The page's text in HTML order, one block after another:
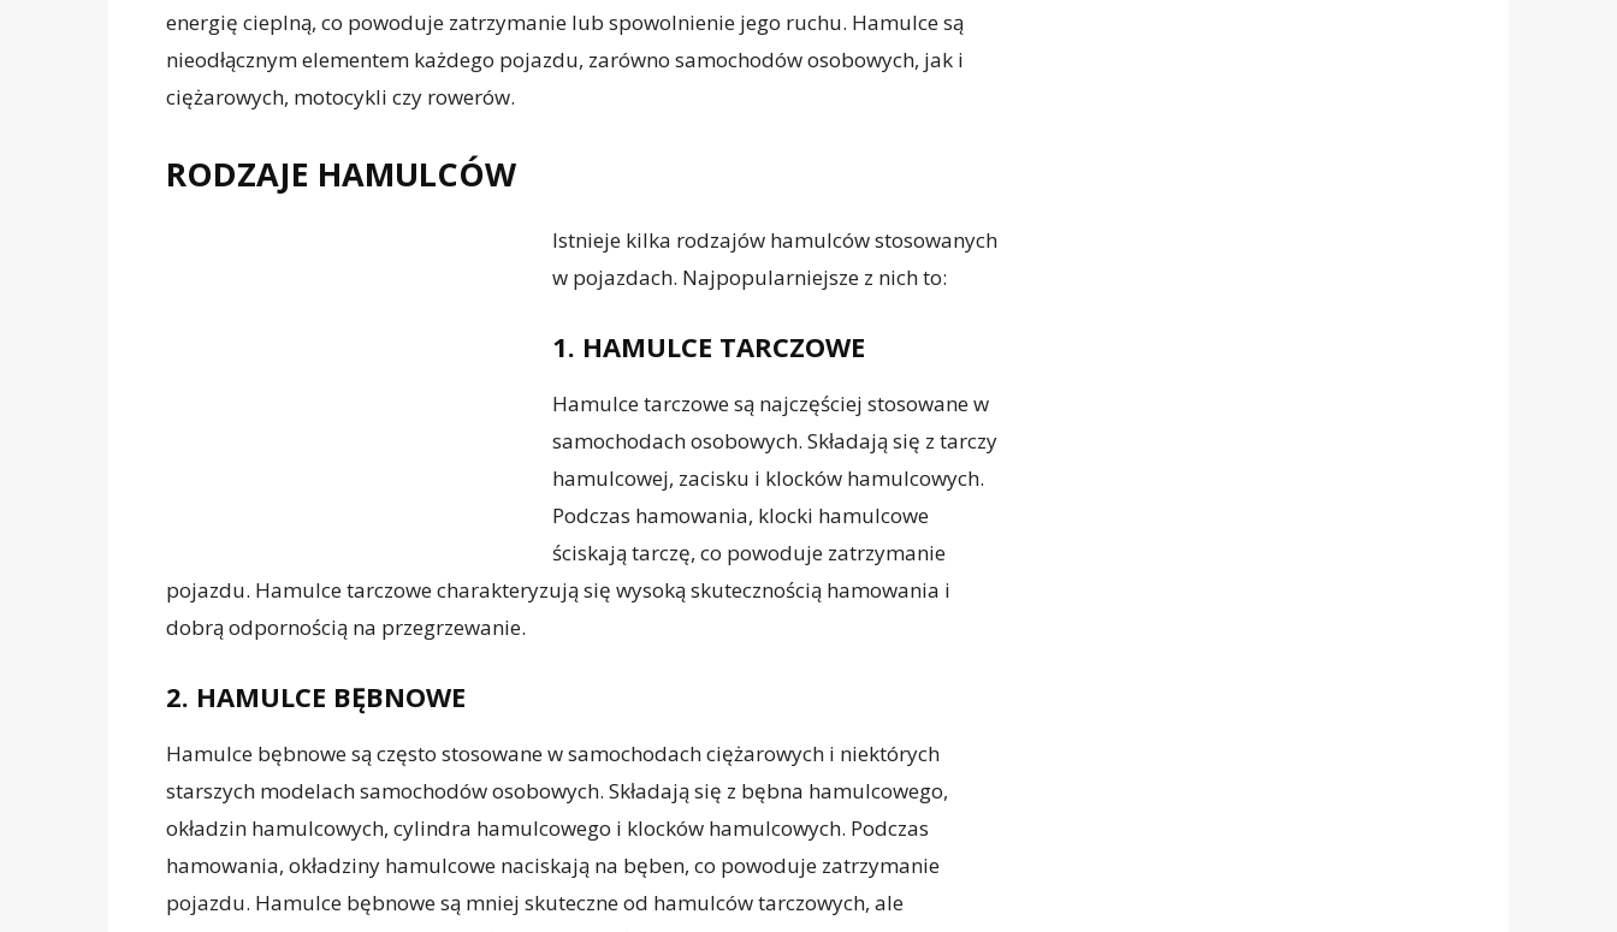
energię cieplną, co powoduje zatrzymanie lub spowolnienie jego ruchu. Hamulce są
nieodłącznym elementem każdego pojazdu, zarówno samochodów osobowych, jak i
ciężarowych, motocykli czy rowerów.
RODZAJE HAMULCÓW
Istnieje kilka rodzajów hamulców stosowanych
w pojazdach. Najpopularniejsze z nich to:
1. HAMULCE TARCZOWE
Hamulce tarczowe są najczęściej stosowane w
samochodach osobowych. Składają się z tarczy
hamulcowej, zacisku i klocków hamulcowych.
Podczas hamowania, klocki hamulcowe
ściskają tarczę, co powoduje zatrzymanie
pojazdu. Hamulce tarczowe charakteryzują się wysoką skutecznością hamowania i
dobrą odpornością na przegrzewanie.
2. HAMULCE BĘBNOWE
Hamulce bębnowe są często stosowane w samochodach ciężarowych i niektórych
starszych modelach samochodów osobowych. Składają się z bębna hamulcowego,
okładzin hamulcowych, cylindra hamulcowego i klocków hamulcowych. Podczas
hamowania, okładziny hamulcowe naciskają na bęben, co powoduje zatrzymanie
pojazdu. Hamulce bębnowe są mniej skuteczne od hamulców tarczowych, ale